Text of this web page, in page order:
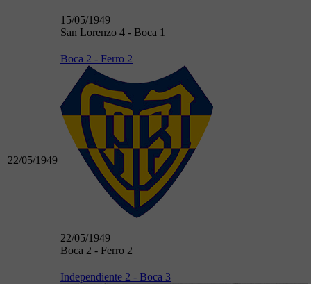
15/05/1949
San Lorenzo 4 - Boca 1
22/05/1949
Boca 2 - Ferro 2
22/05/1949
Boca 2 - Ferro 2
Independiente 2 - Boca 3